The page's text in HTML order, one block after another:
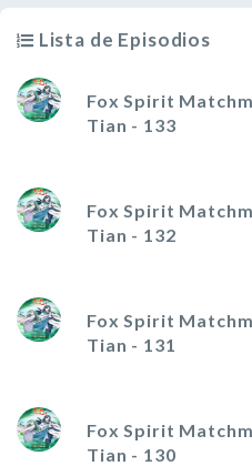
Lista de Episodios
Fox Spirit
Tian - 133
Fox Spirit
Tian - 132
Fox Spirit
Tian - 131
Fox Spirit
Tian - 130